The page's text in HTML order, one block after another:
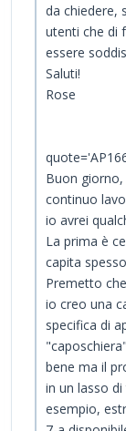
da chiedere,
utenti che di
essere
Saluti!
Rose
Buon
continuo
io avrei
La prima è
capita
Premetto
io creo una
specifica di
bene ma il
in un lasso
esempio,